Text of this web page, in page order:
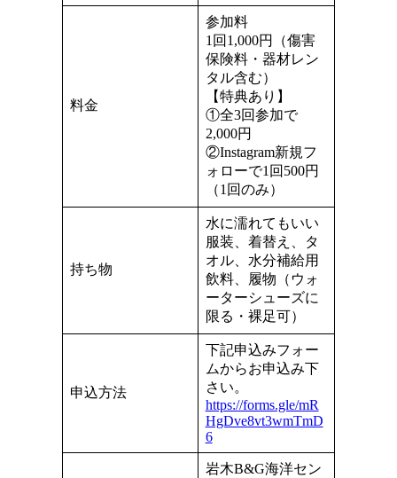
料金
参加料
1回1,000円（傷害
保険料・器材レン
タル含む）
【特典あり】
①全3回参加で
2,000円
②Instagram新規フ
ォローで1回500円
（1回のみ）
持ち物
水に濡れてもいい
服装、着替え、タ
オル、水分補給用
飲料、履物（ウォ
ーターシューズに
限る・裸足可）
申込方法
下記申込みフォー
ムからお申込み下
さい。
https://forms.gle/mR
HgDve8vt3wmTmD
6
岩木B&G海洋セン